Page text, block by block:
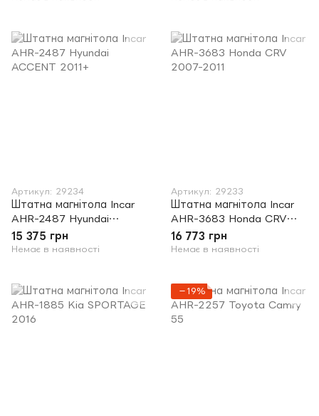
Артикул: 29234
Штатна магнітола Incar
AHR-2487 Hyundai
ACCENT 2011+
15 375 грн
Немає в наявності
Артикул: 29233
Штатна магнітола Incar
AHR-3683 Honda CRV
2007-2011
16 773 грн
Немає в наявності
−19%